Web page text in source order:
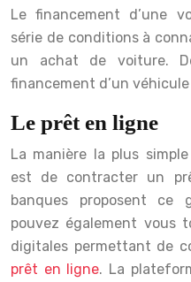
Le financement d’une
série de conditions à
un achat de voiture.
financement d’un
Le prêt en ligne
La manière la plus
est de contracter un
banques proposent ce
pouvez également vous
digitales permettant de
prêt en ligne. La